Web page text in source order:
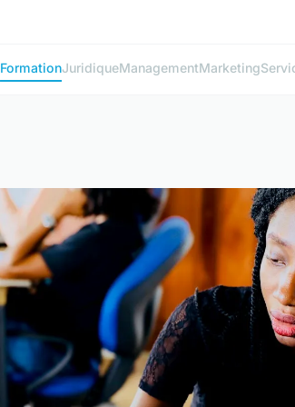
FormationJuridiqueManagementMarketing